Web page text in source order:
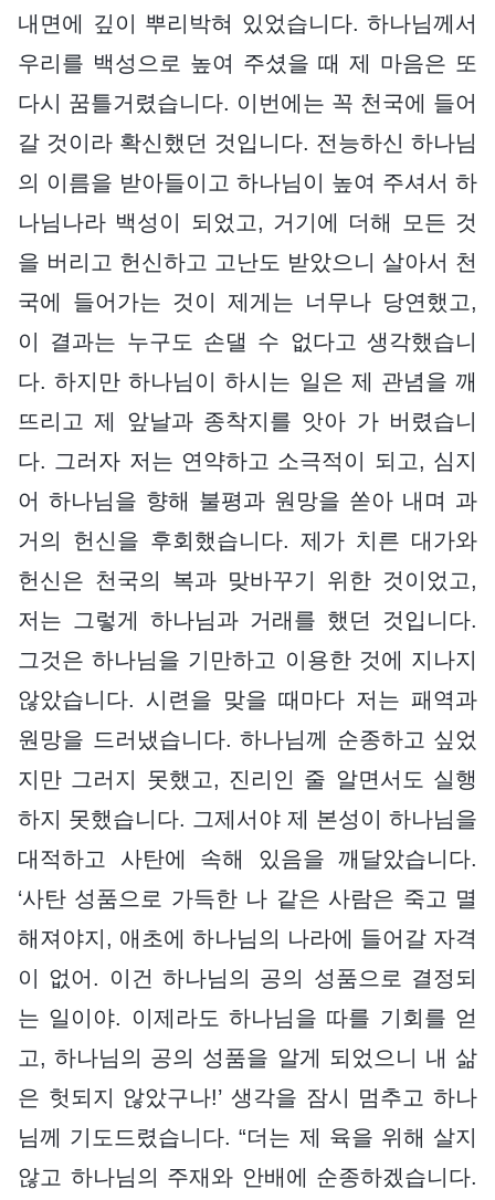
내면에 깊이 뿌리박혀 있었습니다. 하나님께서
우리를 백성으로 높여 주셨을 때 제 마음은 또
다시 꿈틀거렸습니다. 이번에는 꼭 천국에 들어
갈 것이라 확신했던 것입니다. 전능하신 하나님
의 이름을 받아들이고 하나님이 높여 주셔서 하
나님나라 백성이 되었고, 거기에 더해 모든 것
을 버리고 헌신하고 고난도 받았으니 살아서 천
국에 들어가는 것이 제게는 너무나 당연했고,
이 결과는 누구도 손댈 수 없다고 생각했습니
다. 하지만 하나님이 하시는 일은 제 관념을 깨
뜨리고 제 앞날과 종착지를 앗아 가 버렸습니
다. 그러자 저는 연약하고 소극적이 되고, 심지
어 하나님을 향해 불평과 원망을 쏟아 내며 과
거의 헌신을 후회했습니다. 제가 치른 대가와
헌신은 천국의 복과 맞바꾸기 위한 것이었고,
저는 그렇게 하나님과 거래를 했던 것입니다.
그것은 하나님을 기만하고 이용한 것에 지나지
않았습니다. 시련을 맞을 때마다 저는 패역과
원망을 드러냈습니다. 하나님께 순종하고 싶었
지만 그러지 못했고, 진리인 줄 알면서도 실행
하지 못했습니다. 그제서야 제 본성이 하나님을
대적하고 사탄에 속해 있음을 깨달았습니다.
‘사탄 성품으로 가득한 나 같은 사람은 죽고 멸
해져야지, 애초에 하나님의 나라에 들어갈 자격
이 없어. 이건 하나님의 공의 성품으로 결정되
는 일이야. 이제라도 하나님을 따를 기회를 얻
고, 하나님의 공의 성품을 알게 되었으니 내 삶
은 헛되지 않았구나!’ 생각을 잠시 멈추고 하나
님께 기도드렸습니다. “더는 제 육을 위해 살지
않고 하나님의 주재와 안배에 순종하겠습니다.